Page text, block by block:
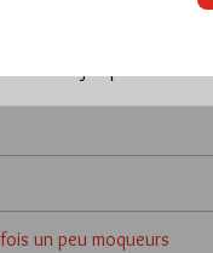
un peu moqueurs